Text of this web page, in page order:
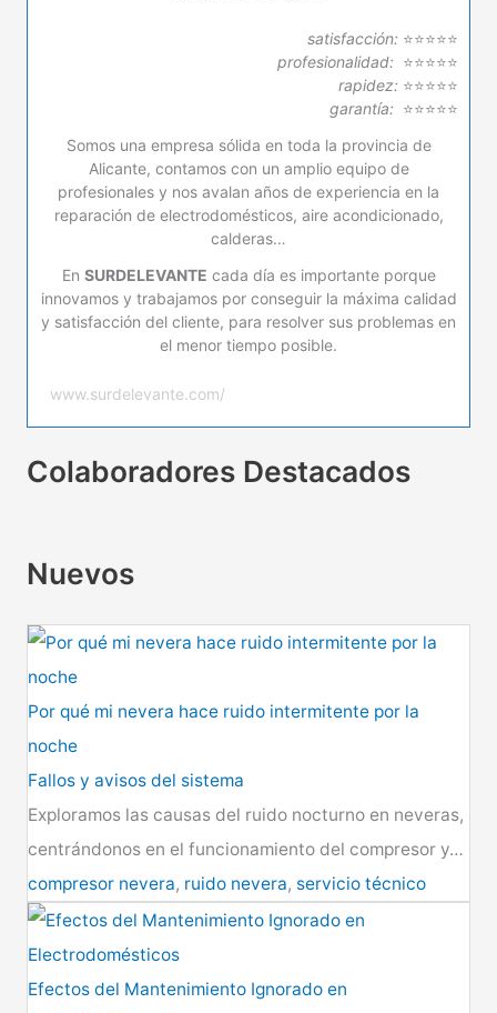
satisfacción: ⭐⭐⭐⭐⭐
profesionalidad: ⭐⭐⭐⭐⭐
rapidez: ⭐⭐⭐⭐⭐
garantía: ⭐⭐⭐⭐⭐
Somos una empresa sólida en toda la provincia de
Alicante, contamos con un amplio equipo de
profesionales y nos avalan años de experiencia en la
reparación de electrodomésticos, aire acondicionado,
calderas…
En SURDELEVANTE cada día es importante porque
innovamos y trabajamos por conseguir la máxima calidad
y satisfacción del cliente, para resolver sus problemas en
el menor tiempo posible.
www.surdelevante.com/
Colaboradores Destacados
Nuevos
Por qué mi nevera hace ruido intermitente por la
noche
Fallos y avisos del sistema
Exploramos las causas del ruido nocturno en neveras,
centrándonos en el funcionamiento del compresor y…
compresor nevera, ruido nevera, servicio técnico
Efectos del Mantenimiento Ignorado en